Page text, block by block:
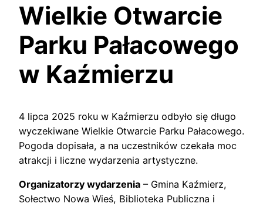
Wielkie Otwarcie
Parku Pałacowego
w Kaźmierzu
4 lipca 2025 roku w Kaźmierzu odbyło się długo
wyczekiwane Wielkie Otwarcie Parku Pałacowego.
Pogoda dopisała, a na uczestników czekała moc
atrakcji i liczne wydarzenia artystyczne.
Organizatorzy wydarzenia – Gmina Kaźmierz,
Sołectwo Nowa Wieś, Biblioteka Publiczna i